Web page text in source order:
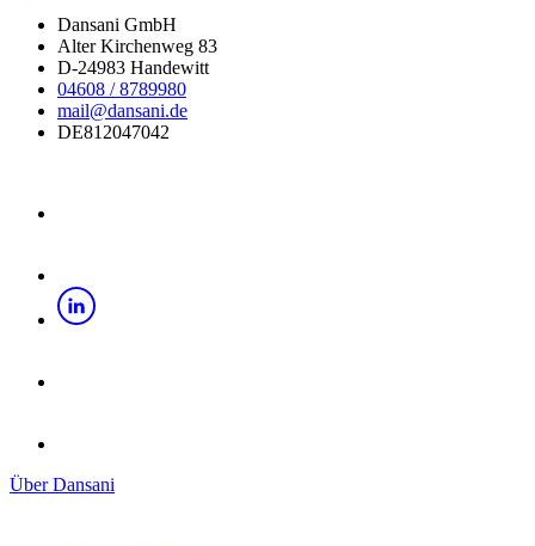
Dansani GmbH
Alter Kirchenweg 83
D-24983 Handewitt
04608 / 8789980
mail@dansani.de
DE812047042
Über Dansani